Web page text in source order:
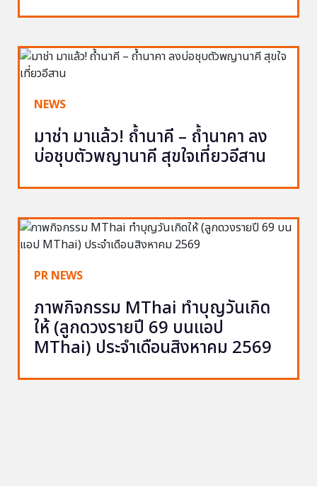
NEWS
มาช่า มาแล้ว! ถ้ำนาคี – ถ้ำนาคา ลง
บ่อชุบตัวพญานาคี สุขใจเที่ยวอีสาน
PR NEWS
ภาพกิจกรรม MThai ทำบุญวันเกิด
ให้ (ลูกดวงรายปี 69 บนแอป
MThai) ประจำเดือนสิงหาคม 2569